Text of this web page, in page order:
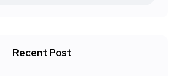
Recent Post